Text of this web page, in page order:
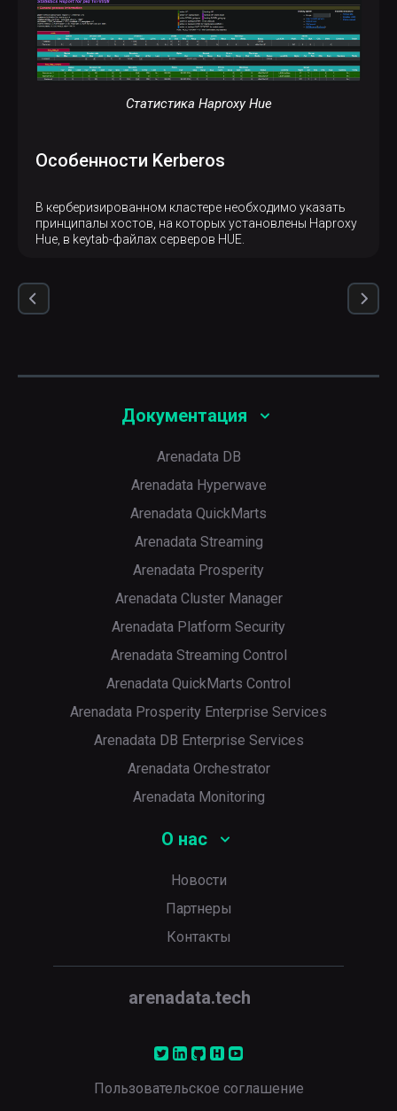
Статистика Haproxy Hue
Особенности Kerberos
В керберизированном кластере необходимо указать
принципалы хостов, на которых установлены Haproxy
Hue, в keytab-файлах серверов HUE.
Документация
Arenadata DB
Arenadata Hyperwave
Arenadata QuickMarts
Arenadata Streaming
Arenadata Prosperity
Arenadata Cluster Manager
Arenadata Platform Security
Arenadata Streaming Control
Arenadata QuickMarts Control
Arenadata Prosperity Enterprise Services
Arenadata DB Enterprise Services
Arenadata Orchestrator
Arenadata Monitoring
О нас
Новости
Партнеры
Контакты
arenadata.tech
Пользовательское соглашение